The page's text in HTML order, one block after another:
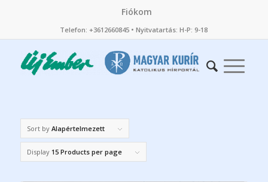
Fiókom
Telefon: +3612660845 • Nyitvatartás: H-P: 9-18
Sort by Alapértelmezett
Display 15 Products per page